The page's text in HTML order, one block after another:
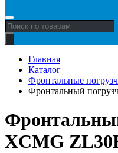
Поиск
товаров
Главная
Каталог
Фронтальные
Фронтальный
XCMG